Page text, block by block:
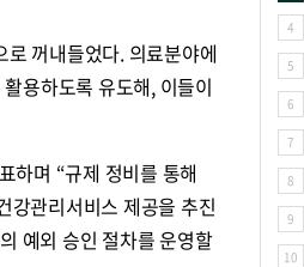
꺼내들었다. 의료분야에
용하도록 유도해, 이들이
하며 “규제 정비를 통해
강관리서비스 제공을 추진
예외 승인 절차를 운영할
4
5
6
7
8
9
10